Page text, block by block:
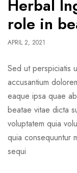
APRIL 2, 2021
Herbal
role in
Sed ut perspiciatis
accusantium
eaque ipsa quae
beatae vitae dicta
voluptatem quia
quia consequuntur
sequi